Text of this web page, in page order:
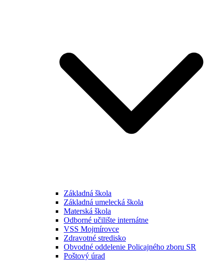
Základná škola
Základná umelecká škola
Materská škola
Odborné učilište internátne
VSS Mojmírovce
Zdravotné stredisko
Obvodné oddelenie Policajného zboru SR
Poštový úrad